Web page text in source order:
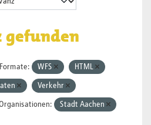
gefunden
Formate: WFS HTML
Verkehr
Stadt Aachen